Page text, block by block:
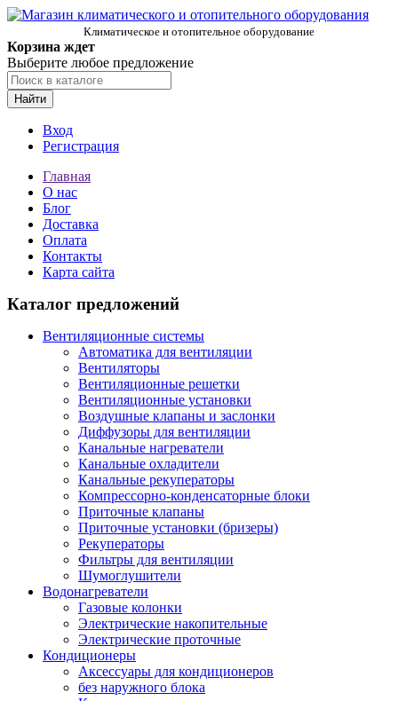
Климатическое и отопительное оборудование
Корзина ждет
Выберите любое предложение
Найти
Вход
Регистрация
Главная
О нас
Блог
Доставка
Оплата
Контакты
Карта сайта
Каталог предложений
Вентиляционные системы
Автоматика для вентиляции
Вентиляторы
Вентиляционные решетки
Вентиляционные установки
Воздушные клапаны и заслонки
Диффузоры для вентиляции
Канальные нагреватели
Канальные охладители
Канальные рекуператоры
Компрессорно-конденсаторные блоки
Приточные клапаны
Приточные установки (бризеры)
Рекуператоры
Фильтры для вентиляции
Шумоглушители
Водонагреватели
Газовые колонки
Электрические накопительные
Электрические проточные
Кондиционеры
Аксессуары для кондиционеров
без наружного блока